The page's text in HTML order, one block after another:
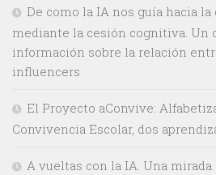
De como la IA nos guía hacia
mediante la cesión cognitiva. Un
información sobre la relación
influencers
El Proyecto aConvive:
Convivencia Escolar, dos
A vueltas con la IA. Una